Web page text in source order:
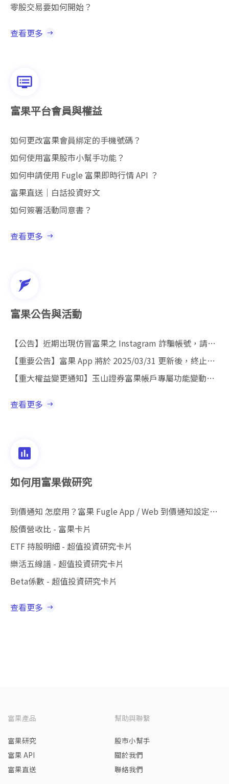
零股交易要如何開始？
查看更多
富果平台會員與權益
如何更改富果會員綁定的手機號碼？
如何使用富果股市小幫手功能？
如何申請使用 Fugle 富果即時行情 API ？
富果直送｜白話投資好文
如何簽署活動同意書？
查看更多
富果公告與活動
【公告】近期出現仿冒富果之 Instagram 詐騙帳號，請勿追蹤以免受騙
【重要公告】富果 App 將於 2025/03/31 更新後，終止支援 iOS 15（含以下）及 Android 10（含以下）作業系統
【重大權益變更通知】玉山證券富果帳戶專屬功能變動之富果聲明
查看更多
如何用富果做研究
到價通知 怎麼用？富果 Fugle App / Web 到價通知設定全攻略
股價營收比 - 富果卡片
ETF 持股明細 - 超值投資研究卡片
樂活五線譜 - 超值投資研究卡片
Beta係數 - 超值投資研究卡片
查看更多
富果產品
富果研究
富果 API
富果直送
幫助與聯繫
股市小幫手
關於我們
聯絡我們